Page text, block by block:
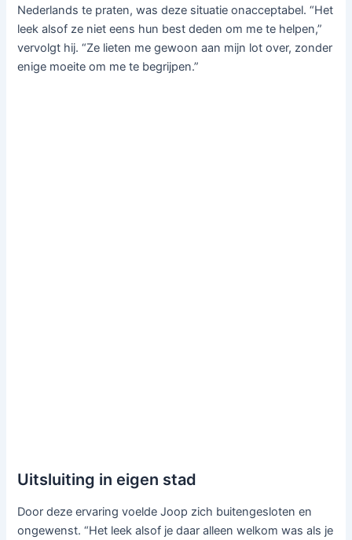
Nederlands te praten, was deze situatie onacceptabel. “Het
leek alsof ze niet eens hun best deden om me te helpen,”
vervolgt hij. “Ze lieten me gewoon aan mijn lot over, zonder
enige moeite om me te begrijpen.”
Uitsluiting in eigen stad
Door deze ervaring voelde Joop zich buitengesloten en
ongewenst. “Het leek alsof je daar alleen welkom was als je